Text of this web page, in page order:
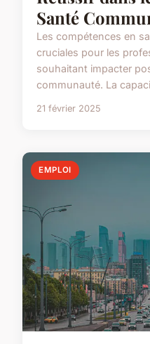
Santé
Les compétences en
cruciales pour les
souhaitant impacter
communauté. La
21 février 2025
EMPLOI